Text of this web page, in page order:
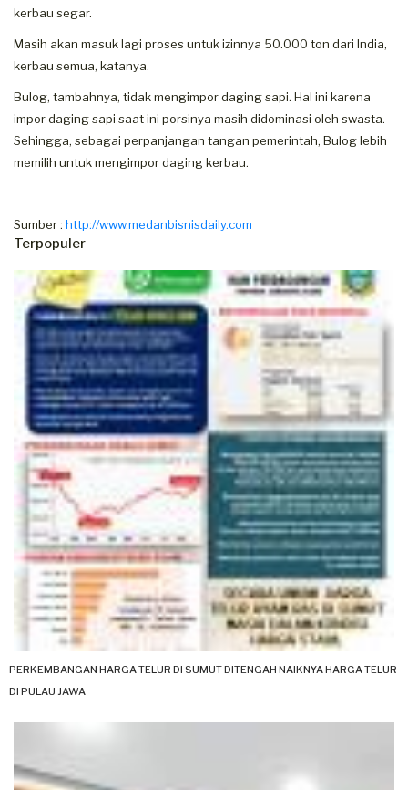
kerbau segar.
Masih akan masuk lagi proses untuk izinnya 50.000 ton dari India,
kerbau semua, katanya.
Bulog, tambahnya, tidak mengimpor daging sapi. Hal ini karena
impor daging sapi saat ini porsinya masih didominasi oleh swasta.
Sehingga, sebagai perpanjangan tangan pemerintah, Bulog lebih
memilih untuk mengimpor daging kerbau.
Sumber : http://www.medanbisnisdaily.com
Terpopuler
PERKEMBANGAN HARGA TELUR DI SUMUT DITENGAH NAIKNYA HARGA TELUR
DI PULAU JAWA